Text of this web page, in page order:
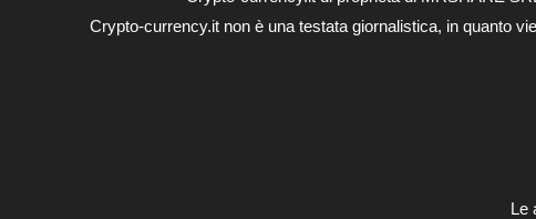
Crypto-currency.it non è una testata giornalistica, in quanto
Le